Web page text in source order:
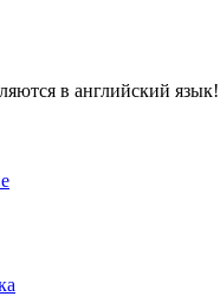
в английский язык!